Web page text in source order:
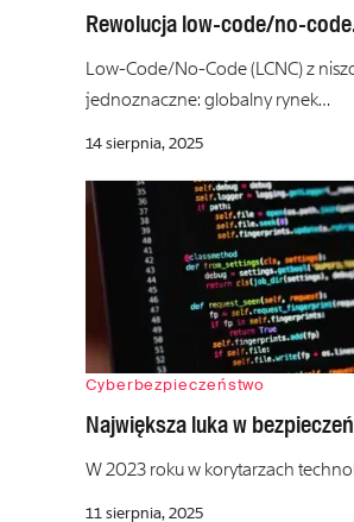
Rewolucja low-code/no-
Low-Code/No-Code (LCNC) z
jednoznaczne: globalny rynek…
14 sierpnia, 2025
Cyberbezpieczeństwo
Największa luka w
W 2023 roku w korytarzach
11 sierpnia, 2025